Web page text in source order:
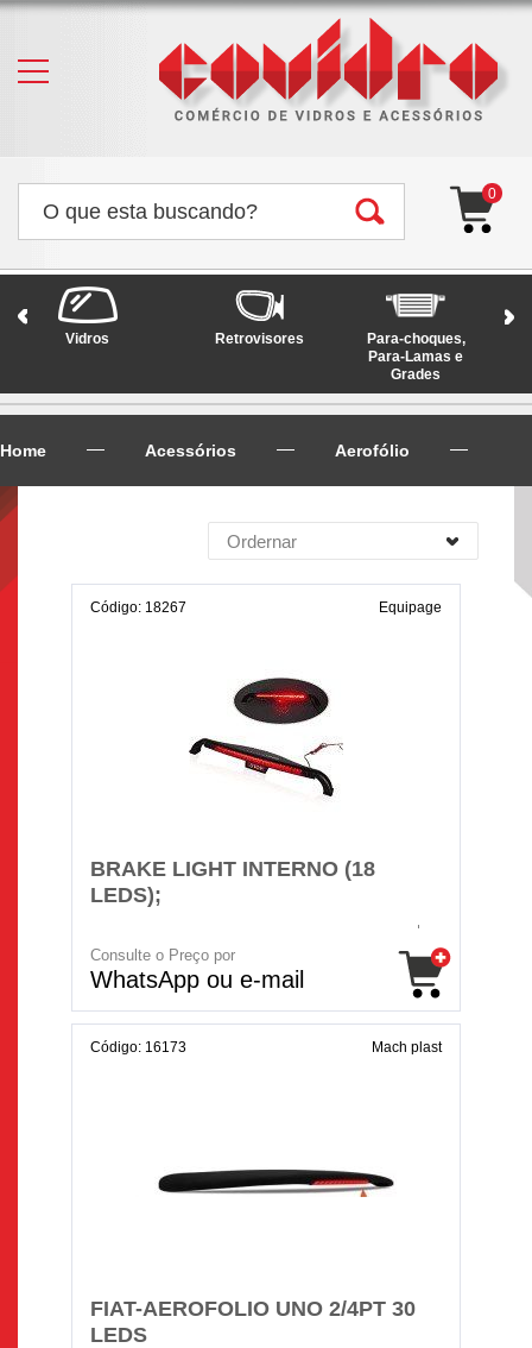
0
Vidros Retrovisores
Para-choques,
Para-Lamas e
Grades
Home Acessórios Aerofólio
Ordernar
Código: 18267 Equipage
BRAKE LIGHT INTERNO (18
LEDS);
Consulte o Preço por
WhatsApp ou e-mail
Código: 16173 Mach plast
FIAT-AEROFOLIO UNO 2/4PT 30
LEDS